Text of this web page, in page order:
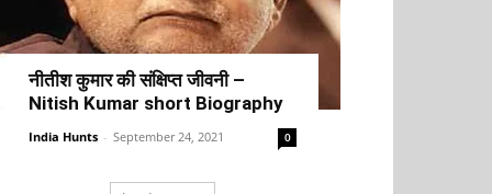
नीतीश कुमार की संक्षिप्त जीवनी –
Nitish Kumar short Biography
India Hunts - September 24, 2021 0